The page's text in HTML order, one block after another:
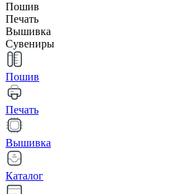
Пошив
Печать
Вышивка
Сувениры
Пошив
Печать
Вышивка
Каталог